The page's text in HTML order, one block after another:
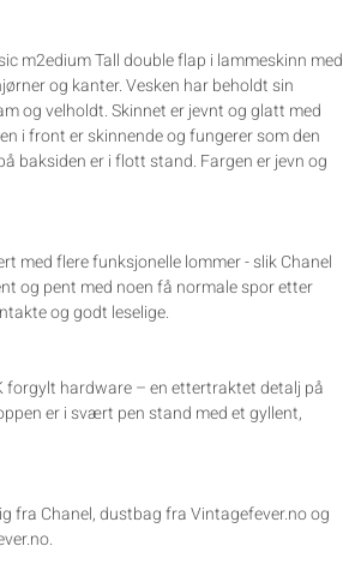
m2edium Tall double flap i lammeskinn med
og kanter. Vesken har beholdt sin
og velholdt. Skinnet er jevnt og glatt med
i front er skinnende og fungerer som den
baksiden er i flott stand. Fargen er jevn og
med flere funksjonelle lommer - slik Chanel
og pent med noen få normale spor etter
og godt leselige.
forgylt hardware – en ettertraktet detalj på
er i svært pen stand med et gyllent,
fra Chanel, dustbag fra Vintagefever.no og